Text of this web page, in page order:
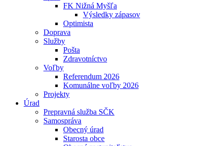
FK Nižná Myšľa
Výsledky zápasov
Optimista
Doprava
Služby
Pošta
Zdravotníctvo
Voľby
Referendum 2026
Komunálne voľby 2026
Projekty
Úrad
Prepravná služba SČK
Samospráva
Obecný úrad
Starosta obce